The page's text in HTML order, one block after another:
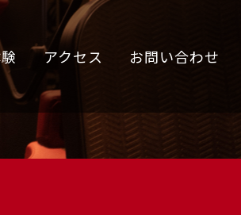
アクセス お問い合わせ